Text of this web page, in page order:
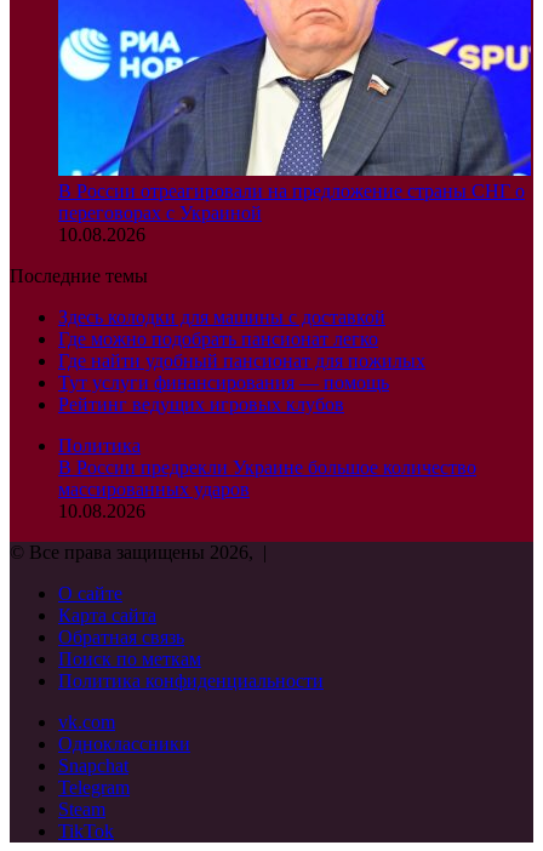
В России отреагировали на предложение страны СНГ о
переговорах с Украиной
10.08.2026
Последние темы
Здесь колодки для машины с доставкой
Где можно подобрать пансионат легко
Где найти удобный пансионат для пожилых
Тут услуги финансирования — помощь
Рейтинг ведущих игровых клубов
Политика
В России предрекли Украине большое количество
массированных ударов
10.08.2026
© Все права защищены 2026, |
О сайте
Карта сайта
Обратная связь
Поиск по меткам
Политика конфиденциальности
vk.com
Одноклассники
Snapchat
Telegram
Steam
TikTok